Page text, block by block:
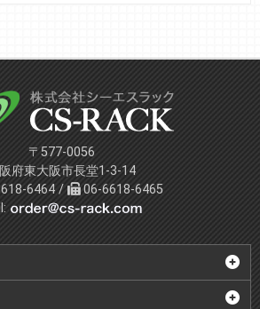
〒577-0056
府東大阪市長堂1-3-14
6464 /
06-6618-6465